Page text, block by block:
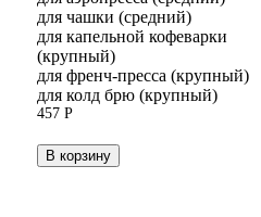
для чашки (средний)
для капельной кофеварки
(крупный)
для френч-пресса (крупный)
для колд брю (крупный)
457 Р
В корзину